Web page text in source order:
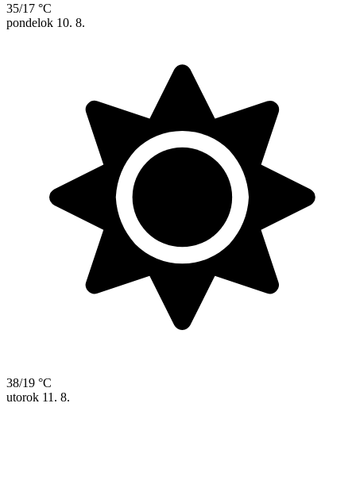
35/17 °C
pondelok 10. 8.
38/19 °C
utorok 11. 8.